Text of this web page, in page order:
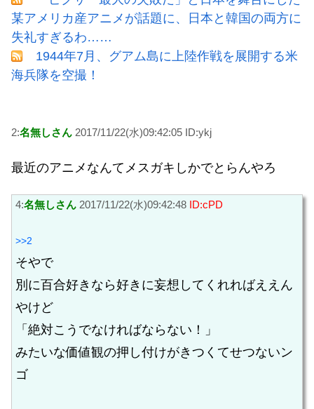
某アメリカ産アニメが話題に、日本と韓国の両方に
失礼すぎるわ……
1944年7月、グアム島に上陸作戦を展開する米
海兵隊を空撮！
2:名無しさん 2017/11/22(水)09:42:05 ID:ykj
最近のアニメなんてメスガキしかでとらんやろ
4:名無しさん 2017/11/22(水)09:42:48 ID:cPD
>>2
そやで
別に百合好きなら好きに妄想してくれればええん
やけど
「絶対こうでなければならない！」
みたいな価値観の押し付けがきつくてせつないン
ゴ